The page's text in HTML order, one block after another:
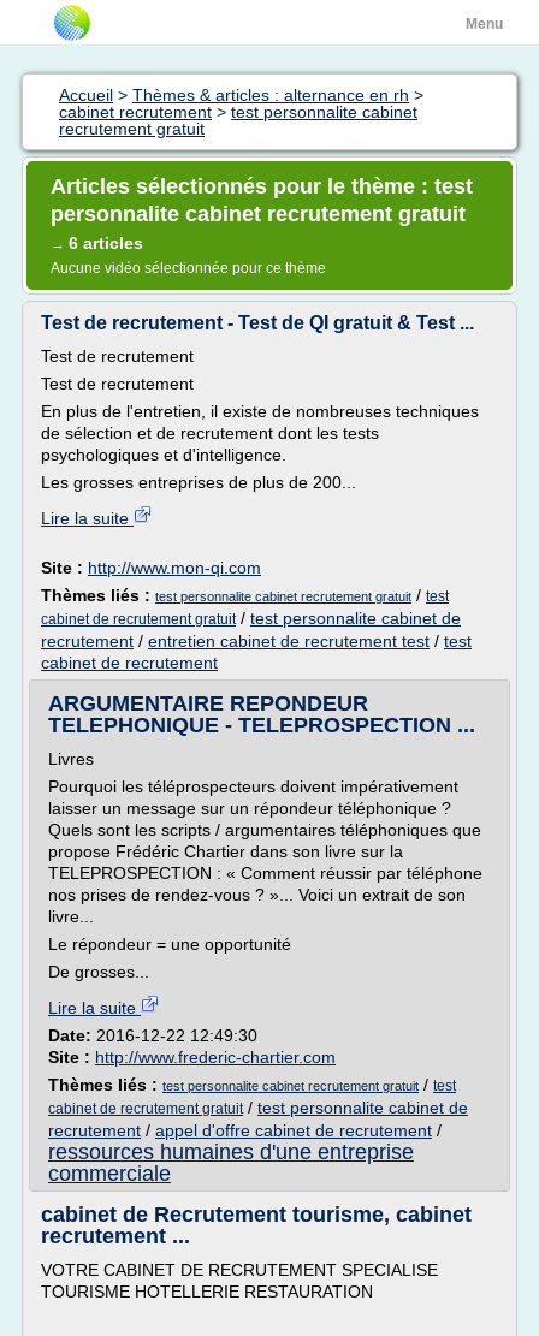
Menu
Accueil > Thèmes & articles : alternance en rh >
cabinet recrutement > test personnalite cabinet
recrutement gratuit
Articles sélectionnés pour le thème : test
personnalite cabinet recrutement gratuit
→ 6 articles
Aucune vidéo sélectionnée pour ce thème
Test de recrutement - Test de QI gratuit & Test ...
Test de recrutement
Test de recrutement
En plus de l'entretien, il existe de nombreuses techniques
de sélection et de recrutement dont les tests
psychologiques et d'intelligence.
Les grosses entreprises de plus de 200...
Lire la suite
Site : http://www.mon-qi.com
Thèmes liés : test personnalite cabinet recrutement gratuit / test
cabinet de recrutement gratuit/ test personnalite cabinet de
recrutement / entretien cabinet de recrutement test / test
cabinet de recrutement
ARGUMENTAIRE REPONDEUR
TELEPHONIQUE - TELEPROSPECTION ...
Livres
Pourquoi les téléprospecteurs doivent impérativement
laisser un message sur un répondeur téléphonique ?
Quels sont les scripts / argumentaires téléphoniques que
propose Frédéric Chartier dans son livre sur la
TELEPROSPECTION : « Comment réussir par téléphone
nos prises de rendez-vous ? »... Voici un extrait de son
livre...
Le répondeur = une opportunité
De grosses...
Lire la suite
Date: 2016-12-22 12:49:30
Site : http://www.frederic-chartier.com
Thèmes liés : test personnalite cabinet recrutement gratuit / test
cabinet de recrutement gratuit/ test personnalite cabinet de
recrutement / appel d'offre cabinet de recrutement /
ressources humaines d'une entreprise
commerciale
cabinet de Recrutement tourisme, cabinet
recrutement ...
VOTRE CABINET DE RECRUTEMENT SPECIALISE
TOURISME HOTELLERIE RESTAURATION